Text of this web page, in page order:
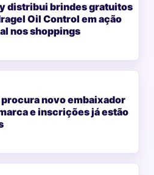
distribui brindes gratuitos
Oil Control em ação
nos shoppings
novo embaixador
e inscrições já estão